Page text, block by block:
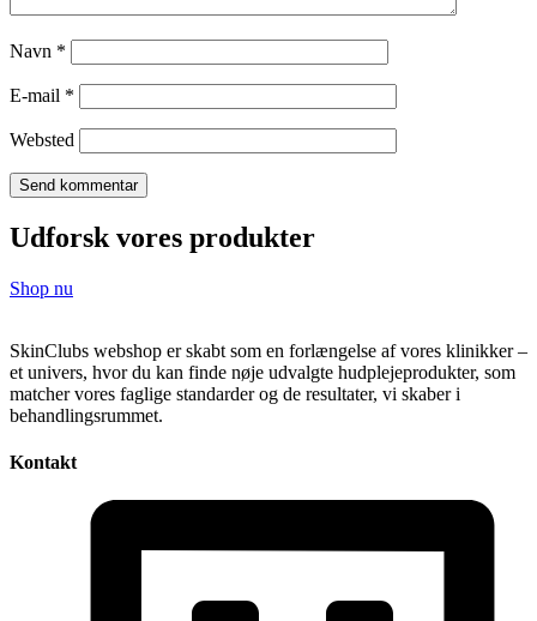
Navn *
E-mail *
Websted
Udforsk vores produkter
Shop nu
SkinClubs webshop er skabt som en forlængelse af vores klinikker –
et univers, hvor du kan finde nøje udvalgte hudplejeprodukter, som
matcher vores faglige standarder og de resultater, vi skaber i
behandlingsrummet.
Kontakt